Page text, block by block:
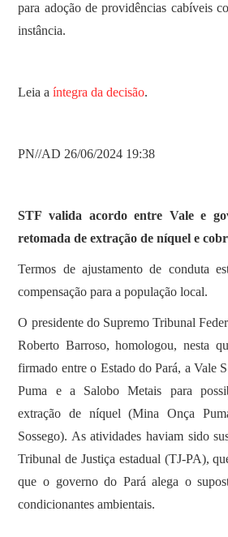
para adoção de providências cabíveis
instância.
Leia aíntegra da decisão.
PN//AD 26/06/2024 19:38
STF valida acordo entre Vale e
retomada de extração de níquel e
Termos de ajustamento de conduta
compensação para a população local.
O presidente do Supremo Tribunal
Roberto Barroso, homologou, nesta
firmado entre o Estado do Pará, a Vale
Puma e a Salobo Metais para
extração de níquel (Mina Onça
Sossego). As atividades haviam sido
Tribunal de Justiça estadual (TJ-PA),
que o governo do Pará alega o
condicionantes ambientais.